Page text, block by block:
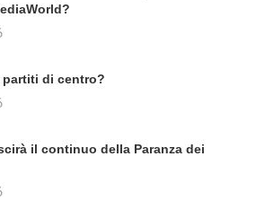
di centro?
il continuo della Paranza dei